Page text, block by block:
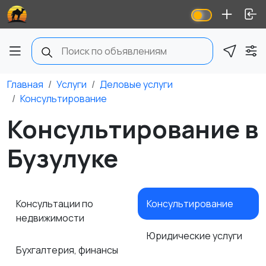
Главная Услуги
Деловые услуги
Консультирование
Консультирование в
Бузулуке
Консультации по
недвижимости
Бухгалтерия, финансы
Консультирование
Юридические услуги